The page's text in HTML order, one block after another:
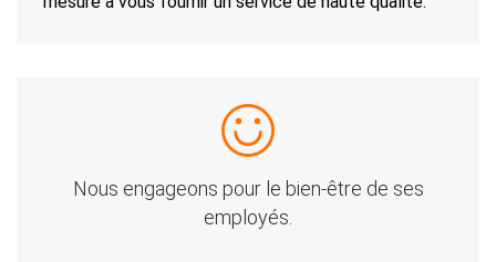
Nous engageons pour le bien-être de ses
employés.